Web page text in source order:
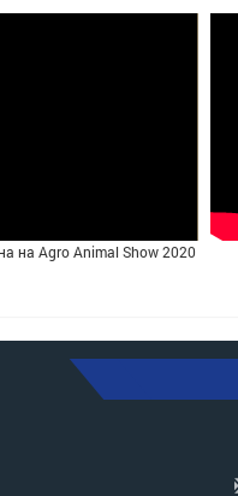
на Agro Animal Show 2020